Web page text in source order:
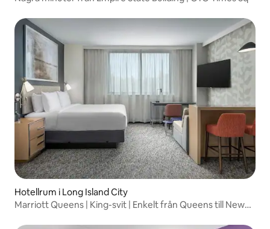
Hotellrum i Long Island City
Marriott Queens | King-svit | Enkelt från Queens till New